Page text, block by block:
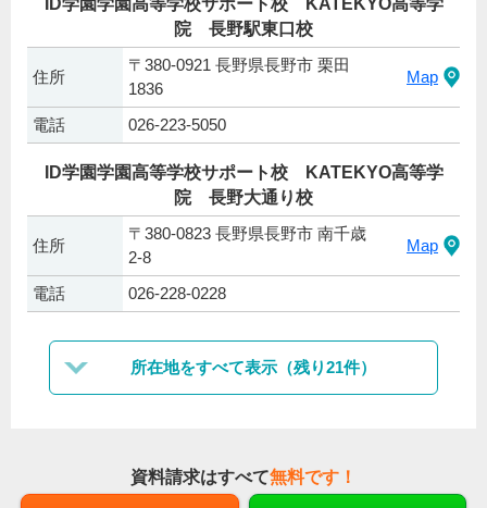
院 長野駅東口校
住所
〒380-0921 長野県長野市 栗田
1836
Map
電話 026-223-5050
ID学園学園高等学校サポート校 KATEKYO高等学
院 長野大通り校
住所
〒380-0823 長野県長野市 南千歳
2-8
Map
電話 026-228-0228
所在地をすべて表示（残り21件）
資料請求はすべて無料です！